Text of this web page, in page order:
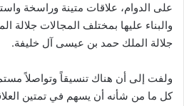
على الدوام، علاقات متينة وراسخة
والبناء عليها بمختلف المجالات جلالة
جلالة الملك حمد بن عيسى آل خليفة.
ولفت إلى أن هناك تنسيقاً وتواصلاً
كل ما من شأنه أن يسهم في تمتين